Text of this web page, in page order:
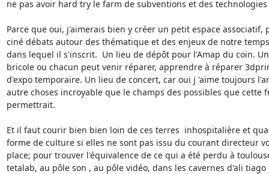
ne pas avoir hard try le farm de subventions et des
Parce que oui, j'aimerais bien y créer un petit espace associatif,
ciné débats autour des thématique et des enjeux de notre
dans lequel il s'inscrit.  Un lieu de dépôt pour l'Amap du coin.
bricole ou chacun peut venir réparer, apprendre à réparer
d'expo temporaire. Un lieu de concert, car oui j 'aime toujours
autre choses incroyable que le champs des possibles que cette
permettrait.
Et il faut courir bien bien loin de ces terres  inhospitalière et
forme de culture si elles ne sont pas issu du courant directeur
place; pour trouver l'équivalence de ce qui a été perdu à
tetalab, au pôle son , au pôle vidéo, dans les cavernes d'ali tiago